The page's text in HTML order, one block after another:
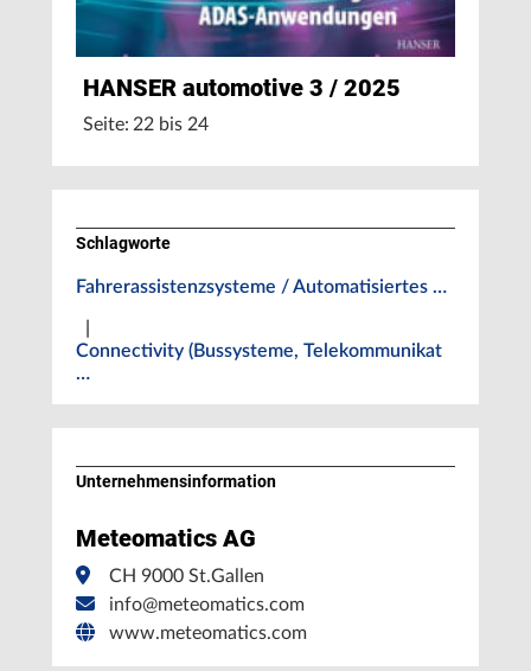
HANSER automotive 3 / 2025
Seite: 22 bis 24
Schlagworte
Fahrerassistenzsysteme / Automatisiertes …
Connectivity (Bussysteme, Telekommunikat
…
Unternehmens­information
Meteomatics AG
CH 9000 St.Gallen
info@meteomatics.com
www.meteomatics.com